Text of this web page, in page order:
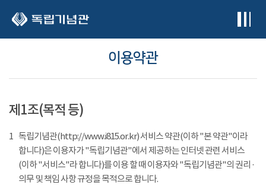
이용약관
제1조(목적 등)
1 독립기념관(http://www.i815.or.kr) 서비스 약관(이하 "본 약관"이라
합니다)은 이용자가 "독립기념관"에서 제공하는 인터넷 관련 서비스
(이하 "서비스"라 합니다)를 이용 할 때 이용자와 "독립기념관"의 권리 ·
의무 및 책임 사항 규정을 목적으로 합니다.